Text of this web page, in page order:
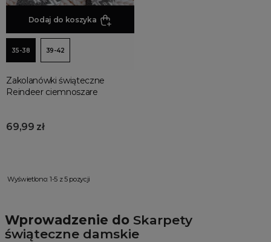
Dodaj do koszyka
35-38 39-42
Zakolanówki świąteczne
Reindeer ciemnoszare
69,99 zł
Wyświetlono: 1-5 z 5 pozycji
Wprowadzenie do Skarpety
świąteczne damskie